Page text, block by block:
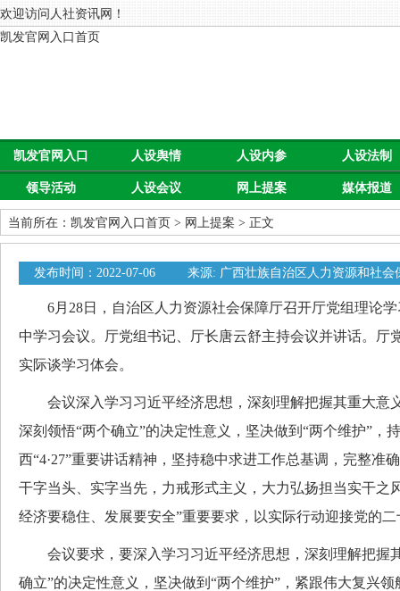
欢迎访问人社资讯网！
凯发官网入口首页
凯发官网入口
首页
人设舆情 人设内参 人设法制
领导活动 人设会议 网上提案 媒体报道
当前所在： 凯发官网入口首页 > 网上提案 > 正文
发布时间：2022-07-06
来源: 广西壮族自治区人力资源和社会
6月28日，自治区人力资源社会保障厅召开厅党组理论学
中学习会议。厅党组书记、厅长唐云舒主持会议并讲话。厅
实际谈学习体会。
会议深入学习习近平经济思想，深刻理解把握其重大意
深刻领悟“两个确立”的决定性意义，坚决做到“两个维护”，
西“4·27”重要讲话精神，坚持稳中求进工作总基调，完整准
干字当头、实字当先，力戒形式主义，大力弘扬担当实干之
经济要稳住、发展要安全”重要要求，以实际行动迎接党的
会议要求，要深入学习习近平经济思想，深刻理解把握
确立”的决定性意义，坚决做到“两个维护”，紧跟伟大复兴